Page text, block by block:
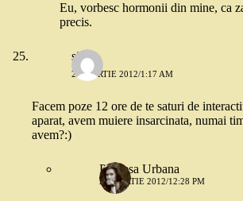
Eu, vorbesc hormonii din mine, ca
precis.
silviu
24 MARTIE 2012/1:17 AM
Facem poze 12 ore de te saturi de
aparat, avem muiere insarcinata, numai
avem?:)
Printesa Urbana
24 MARTIE 2012/12:28 PM